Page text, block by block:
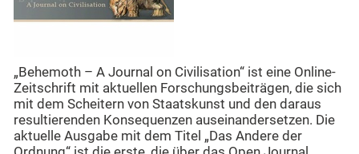
„Behemoth – A Journal on Civilisation“ ist eine Online-
Zeitschrift mit aktuellen Forschungsbeiträgen, die sich
mit dem Scheitern von Staatskunst und den daraus
resultierenden Konsequenzen auseinandersetzen. Die
aktuelle Ausgabe mit dem Titel „Das Andere der